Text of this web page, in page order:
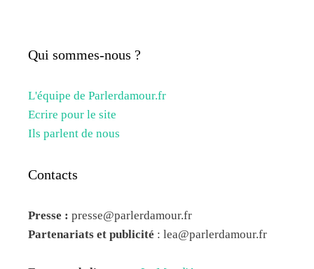
Qui sommes-nous ?
L'équipe de Parlerdamour.fr
Ecrire pour le site
Ils parlent de nous
Contacts
Presse : presse@parlerdamour.fr
Partenariats et publicité : lea@parlerdamour.fr